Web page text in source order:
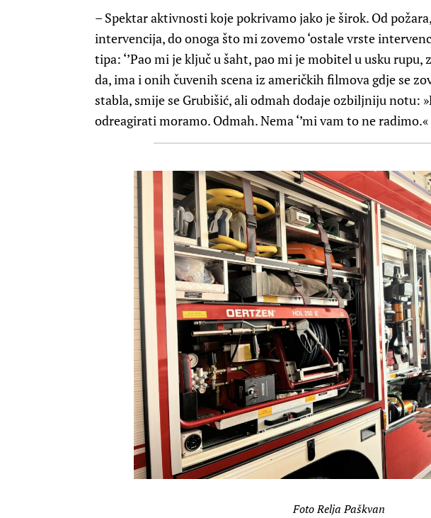
– Spektar aktivnosti koje pokrivamo jako je širok. Od
intervencija, do onoga što mi zovemo ‘ostale vrste
tipa: ‘’Pao mi je ključ u šaht, pao mi je mobitel u usku rupu,
da, ima i onih čuvenih scena iz američkih filmova gdje se
stabla, smije se Grubišić, ali odmah dodaje ozbiljniju notu:
odreagirati moramo. Odmah. Nema ‘’mi vam to ne radimo.«
Foto Relja Paškvan